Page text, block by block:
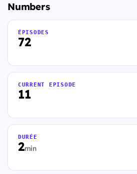
Numbers
72
ÉPISODES
11
CURRENT EPISODE
2min
DURÉE